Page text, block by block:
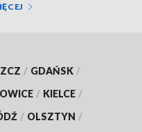
/ GDAŃSK /
/ KIELCE /
/ OLSZTYN /